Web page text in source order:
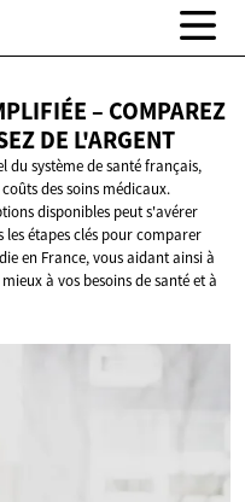
– COMPAREZ
DE L'ARGENT
du système de santé français,
des soins médicaux.
disponibles peut s'avérer
étapes clés pour comparer
en France, vous aidant ainsi à
à vos besoins de santé et à